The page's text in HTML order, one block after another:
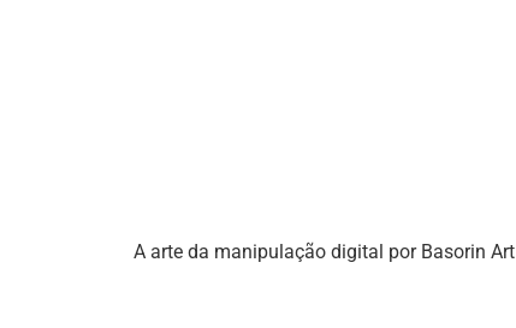
A arte da manipulação digital por Basorin Art